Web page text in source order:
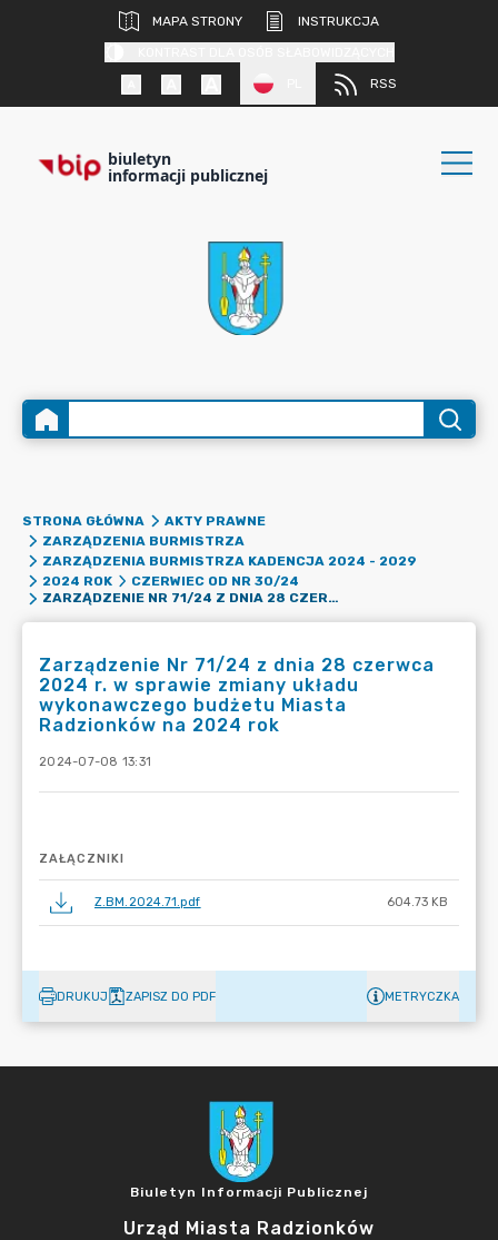
MAPA STRONY
INSTRUKCJA
RSS
biuletyn
informacji publicznej
STRONA GŁÓWNA
AKTY PRAWNE
ZARZĄDZENIA BURMISTRZA
ZARZĄDZENIA BURMISTRZA KADENCJA 2024 - 2029
2024 ROK
CZERWIEC OD NR 30/24
ZARZĄDZENIE NR 71/24 Z DNIA 28 CZERWCA 2024 R. W SPRAWIE ZMIANY UKŁADU WYKONAWCZEGO BUDŻETU MIASTA RADZIONKÓW NA 2024 ROK
Zarządzenie Nr 71/24 z dnia 28 czerwca
2024 r. w sprawie zmiany układu
wykonawczego budżetu Miasta
Radzionków na 2024 rok
2024-07-08 13:31
ZAŁĄCZNIKI
Z.BM.2024.71.pdf 604.73 KB
DRUKUJ ZAPISZ DO PDF METRYCZKA
Biuletyn Informacji Publicznej
Urząd Miasta Radzionków